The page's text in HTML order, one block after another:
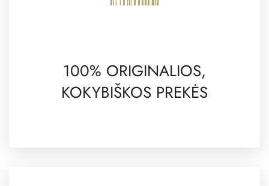
100% ORIGINALIOS,
KOKYBIŠKOS PREKĖS